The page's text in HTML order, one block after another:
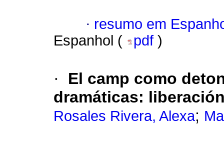
· resumo em
Espanhol (
pdf )
·
El camp como
dramáticas:
Rosales Rivera, Alexa;